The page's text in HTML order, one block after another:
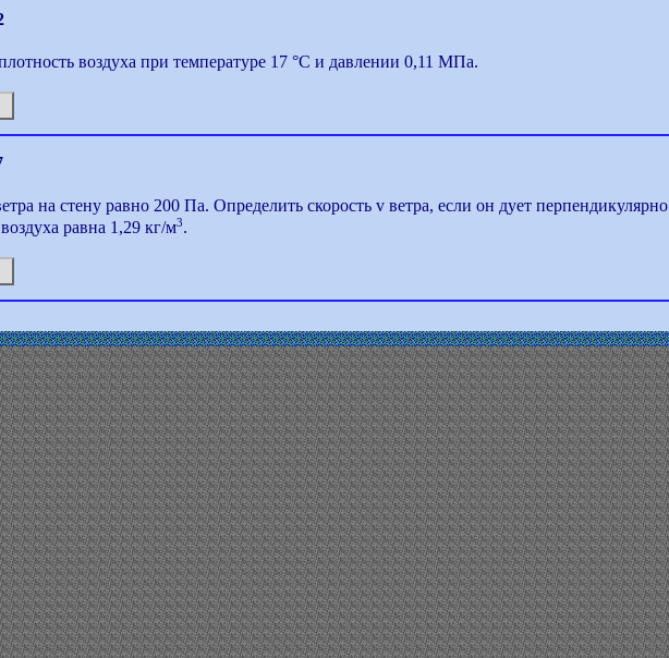
воздуха при температуре 17 °С и давлении 0,11 МПа.
на стену равно 200 Па. Определить скорость v ветра, если он дует перпендикулярно
равна 1,29 кг/м3.